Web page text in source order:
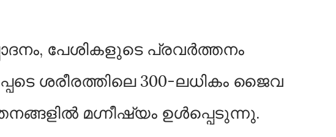
പേശികളുടെ പ്രവർത്തനം
ശരീരത്തിലെ 300-ലധികം ജൈവ
മഗ്നീഷ്യം ഉള്‍പ്പെടുന്നു.